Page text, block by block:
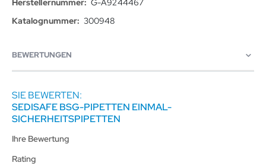
G-A9244467
300948
BEWERTUNGEN
SIE BEWERTEN:
SEDISAFE BSG-PIPETTEN EINMAL-
SICHERHEITSPIPETTEN
Ihre Bewertung
Rating